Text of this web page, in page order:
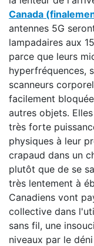
Canada
antennes 5G
lampadaires aux
parce que leurs
hyperfréquences,
scanneurs
facilement
autres objets.
très forte
physiques à leur
crapaud dans un
plutôt que de se
très lentement à
Canadiens vont
collective dans
sans fil, une
niveaux par le